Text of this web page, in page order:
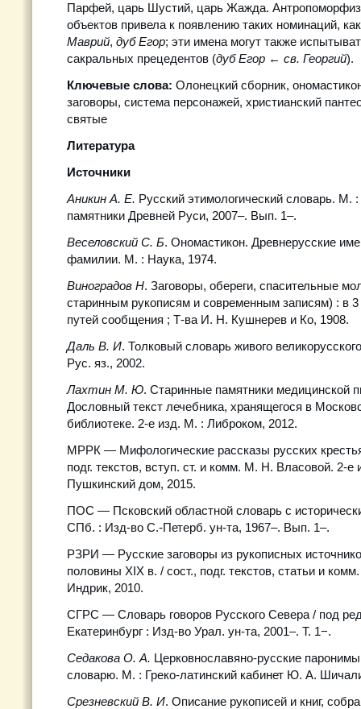
Парфей, царь Шустий, царь Жажда.
объектов привела к появлению таких номинаций,
Маврий, дуб Егор; эти имена могут также
сакральных прецедентов (дуб Егор ← св. Георгий).
Ключевые слова: Олонецкий сборник,
заговоры, система персонажей, христианский
святые
Литература
Источники
Аникин А. Е. Русский этимологический словарь. М.
памятники Древней Руси, 2007–. Вып. 1–.
Веселовский С. Б. Ономастикон. Древнерусские
фамилии. М. : Наука, 1974.
Виноградов Н. Заговоры, обереги, спасительные
старинным рукописям и современным записям) : в
путей сообщения ; Т-ва И. Н. Кушнерев и Ко, 1908.
Даль В. И. Толковый словарь живого
Рус. яз., 2002.
Лахтин М. Ю. Старинные памятники медицинской
Дословный текст лечебника, хранящегося в
библиотеке. 2-е изд. М. : Либроком, 2012.
МРРК — Мифологические рассказы русских
подг. текстов, вступ. ст. и комм. М. Н. Власовой. 2-
Пушкинский дом, 2015.
ПОС — Псковский областной словарь с
СПб. : Изд-во С.-Петерб. ун-та, 1967–. Вып. 1–.
РЗРИ — Русские заговоры из рукописных
половины XIX в. / сост., подг. текстов, статьи и
Индрик, 2010.
СГРС — Словарь говоров Русского Севера / под
Екатеринбург : Изд-во Урал. ун-та, 2001–. Т. 1−.
Седакова О. А. Церковнославяно-русские
словарю. М. : Греко-латинский кабинет Ю. А.
Срезневский В. И. Описание рукописей и книг,